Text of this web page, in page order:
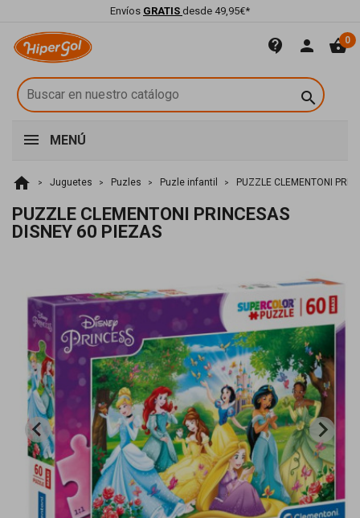
Envíos GRATIS desde 49,95€*
contact_support person shopping_basket0

MENÚ
home Juguetes Puzles Puzle infantil PUZZLE CLEMENTONI
PUZZLE CLEMENTONI PRINCESAS
DISNEY 60 PIEZAS